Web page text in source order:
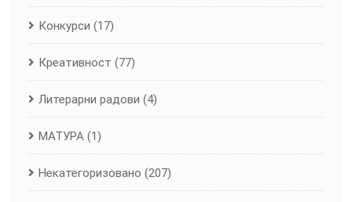
Конкурси (17)
Креативност (77)
Литерарни радови (4)
МАТУРА (1)
Некатегоризовано (207)